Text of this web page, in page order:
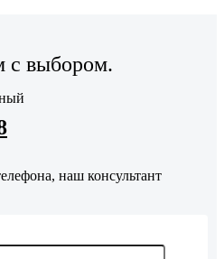
с выбором.
наш консультант